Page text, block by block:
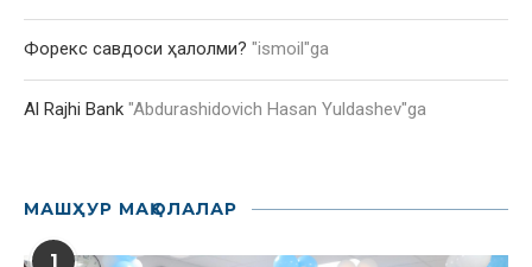
Форекс савдоси ҳалолми? "ismoil"ga
Al Rajhi Bank "Abdurashidovich Hasan Yuldashev"ga
МАШҲУР МАҚОЛАЛАР
1